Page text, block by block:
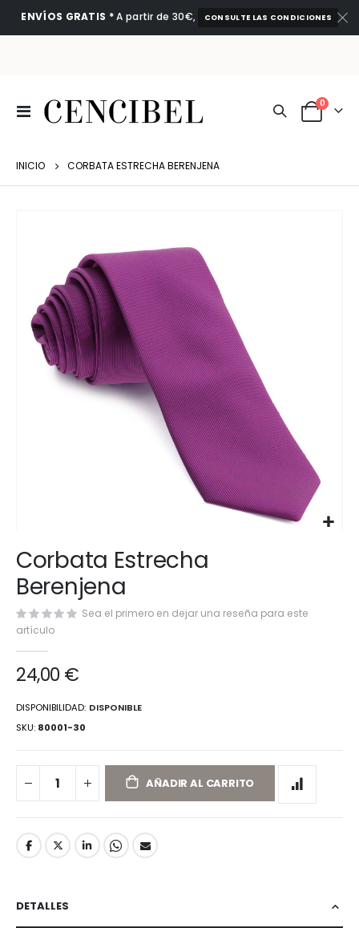
ENVÍOS GRATIS *A partir de 30€, CONSULTE LAS CONDICIONES
Toggle
Nav
Cart
0
INICIO CORBATA ESTRECHA BERENJENA
galería
imágenes
al
comienzo
de
la
galería
imágenes
Corbata Estrecha
Berenjena
Sea el primero en dejar una reseña para este
artículo
24,00 €
DISPONIBILIDAD: DISPONIBLE
SKU 80001-30
AÑADIR AL CARRITO
DETALLES